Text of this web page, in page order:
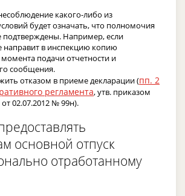
какого-либо из
будет означать, что полномочия
подтверждены. Например, если
направит в инспекцию копию
подачи отчетности и
сообщения.
отказом в приеме декларации (пп. 2
регламента, утв. приказом
02.07.2012 № 99н).
основной отпуск
отработанному